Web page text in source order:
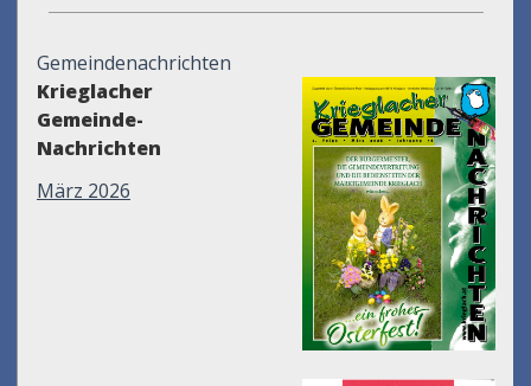
Gemeindenachrichten
Krieglacher
Gemeinde-
Nachrichten
März 2026